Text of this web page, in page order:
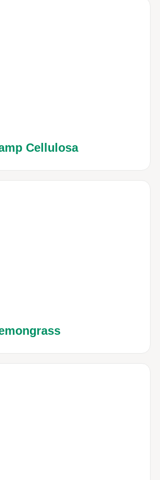
Cellulosa